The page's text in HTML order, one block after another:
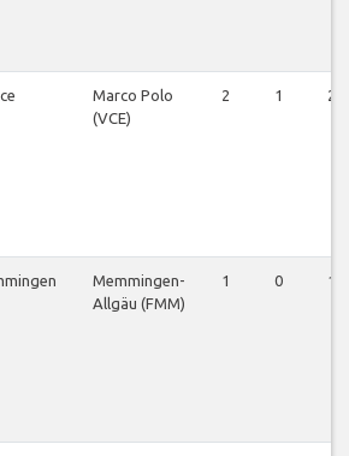
Marco Polo
(VCE)
2 1 2
Memmingen-
Allgäu (FMM)
1 0 1